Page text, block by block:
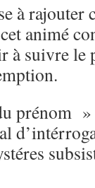
à rajouter
animé
à suivre le
prénom